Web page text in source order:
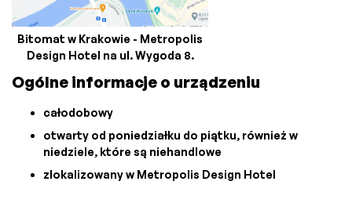
Bitomat w Krakowie - Metropolis
Design Hotel na ul. Wygoda 8.
Ogólne informacje o urządzeniu
całodobowy
otwarty od poniedziałku do piątku, również w
niedziele, które są niehandlowe
zlokalizowany w Metropolis Design Hotel‍